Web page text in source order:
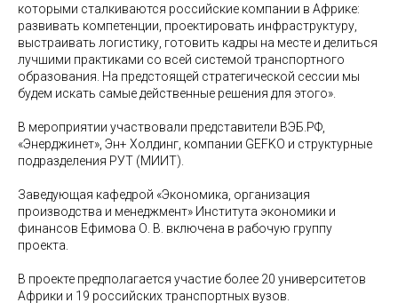
которыми сталкиваются российские компании в Африке:
развивать компетенции, проектировать инфраструктуру,
выстраивать логистику, готовить кадры на месте и делиться
лучшими практиками со всей системой транспортного
образования. На предстоящей стратегической сессии мы
будем искать самые действенные решения для этого».
В мероприятии участвовали представители ВЭБ.РФ,
«Энерджинет», Эн+ Холдинг, компании GEFKO и структурные
подразделения РУТ (МИИТ).
Заведующая кафедрой «Экономика, организация
производства и менеджмент» Института экономики и
финансов Ефимова О. В. включена в рабочую группу
проекта.
В проекте предполагается участие более 20 университетов
Африки и 19 российских транспортных вузов.